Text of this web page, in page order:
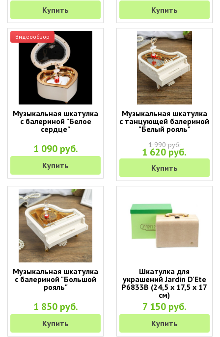
Купить Купить
Видеообзор
Музыкальная шкатулка
с балериной "Белое
сердце"
1 090 руб.
Купить
Музыкальная шкатулка
с танцующей балериной
"Белый рояль"
1 990 руб.
1 620 руб.
Купить
Музыкальная шкатулка
с балериной "Большой
рояль"
1 850 руб.
Купить
Шкатулка для
украшений Jardin D'Ete
P6833B (24,5 х 17,5 х 17
см)
7 150 руб.
Купить